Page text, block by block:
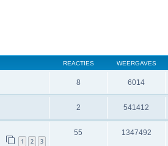
REACTIES WEERGAVES
8 6014
2 541412
1 2 3
55 1347492